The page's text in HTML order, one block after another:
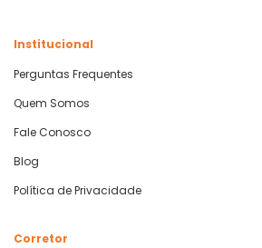
Institucional
Perguntas Frequentes
Quem Somos
Fale Conosco
Blog
Política de Privacidade
Corretor